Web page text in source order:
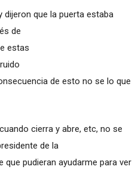
dijeron que la puerta estaba
de
estas
de esto no se lo que
cierra y abre, etc, no se
de la
que pudieran ayudarme para ver